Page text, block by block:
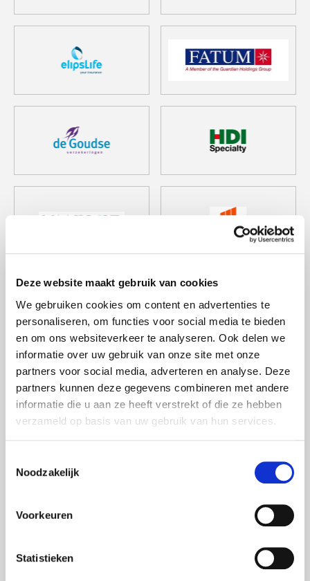
Deze website maakt gebruik van cookies
We gebruiken cookies om content en advertenties te
personaliseren, om functies voor social media te bieden
en om ons websiteverkeer te analyseren. Ook delen we
informatie over uw gebruik van onze site met onze
partners voor social media, adverteren en analyse. Deze
partners kunnen deze gegevens combineren met andere
informatie die u aan ze heeft verstrekt of die ze hebben
verzameld op basis van uw gebruik van hun services.
Noodzakelijk
Voorkeuren
Statistieken